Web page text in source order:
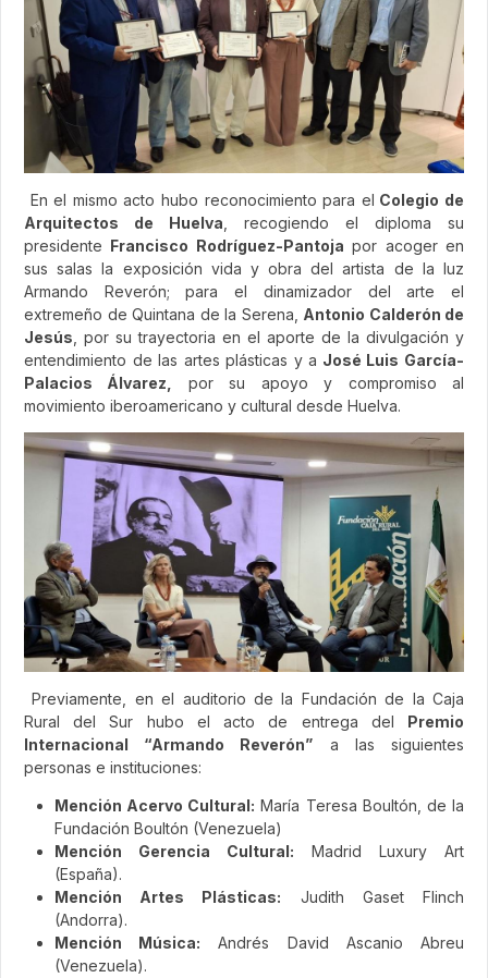
En el mismo acto hubo reconocimiento para el Colegio de
Arquitectos de Huelva , recogiendo el diploma su
presidente Francisco Rodríguez-Pantoja por acoger en
sus salas la exposición vida y obra del artista de la luz
Armando Reverón; para el dinamizador del arte el
extremeño de Quintana de la Serena, Antonio Calderón de
Jesús , por su trayectoria en el aporte de la divulgación y
entendimiento de las artes plásticas y a José Luis García-
Palacios Álvarez,
por su apoyo y compromiso al
movimiento iberoamericano y cultural desde Huelva.
Previamente, en el auditorio de la Fundación de la Caja
Rural del Sur hubo el acto de entrega del Premio
Internacional “Armando Reverón” a las siguientes
personas e instituciones:
Mención Acervo Cultural: María Teresa Boultón, de la
Fundación Boultón (Venezuela)
Mención Gerencia Cultural: Madrid Luxury Art
(España).
Mención Artes Plásticas: Judith Gaset Flinch
(Andorra).
Mención Música: Andrés David Ascanio Abreu
(Venezuela).